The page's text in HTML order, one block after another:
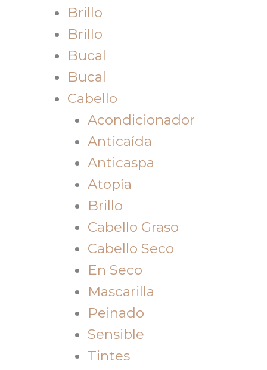
Brillo
Brillo
Bucal
Bucal
Cabello
Acondicionador
Anticaída
Anticaspa
Atopía
Brillo
Cabello Graso
Cabello Seco
En Seco
Mascarilla
Peinado
Sensible
Tintes